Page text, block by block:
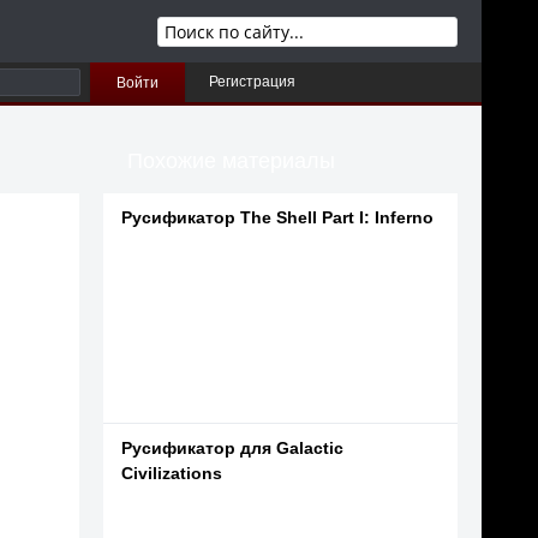
Войти Регистрация
Русификатор The Shell Part I: Inferno
Русификатор для Galactic
Civilizations